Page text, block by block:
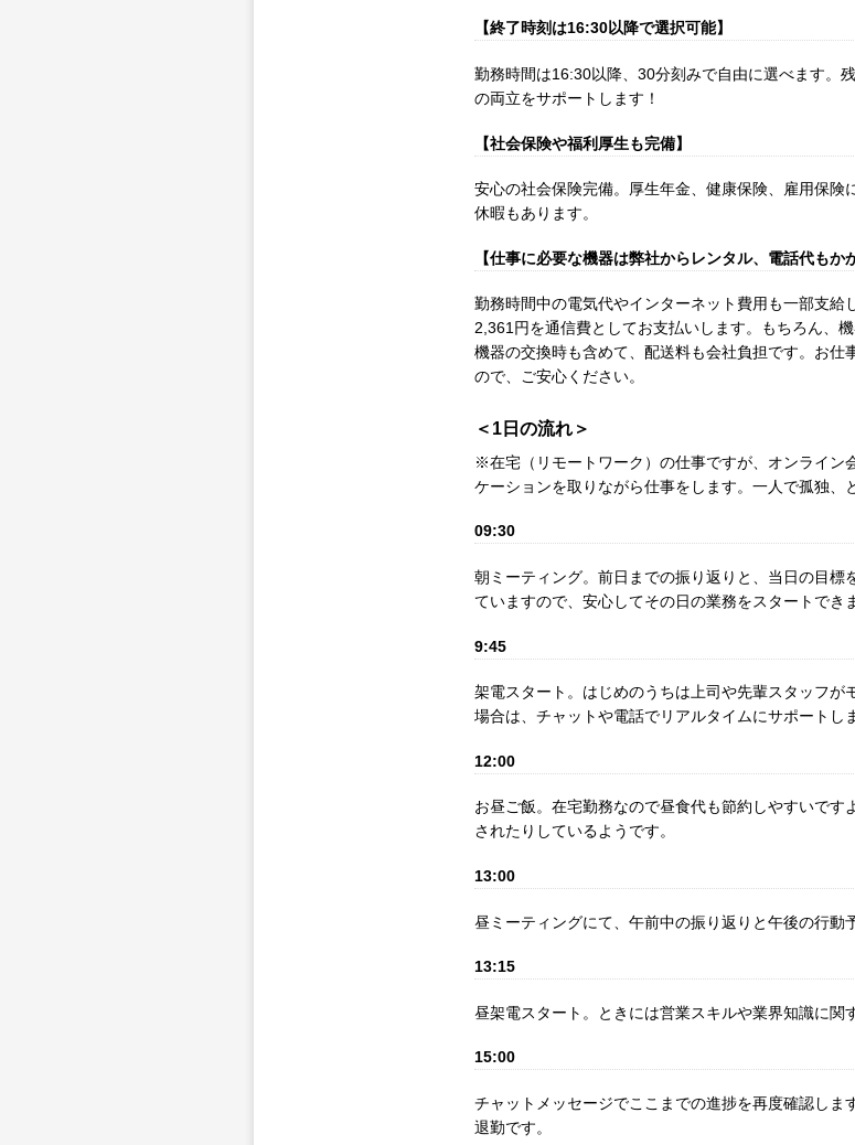
【終了時刻は16:30以降で選択可能】
勤務時間は16:30以降、30分刻みで自由に選べます。
の両立をサポートします！
【社会保険や福利厚生も完備】
安心の社会保険完備。厚生年金、健康保険、雇用保険
休暇もあります。
【仕事に必要な機器は弊社からレンタル、電話代もか
勤務時間中の電気代やインターネット費用も一部支
2,361円を通信費としてお支払いします。もちろん、
機器の交換時も含めて、配送料も会社負担です。お
ので、ご安心ください。
＜1日の流れ＞
※在宅（リモートワーク）の仕事ですが、オンライン
ケーションを取りながら仕事をします。一人で孤独、
09:30
朝ミーティング。前日までの振り返りと、当日の目
ていますので、安心してその日の業務をスタートでき
9:45
架電スタート。はじめのうちは上司や先輩スタッフ
場合は、チャットや電話でリアルタイムにサポートし
12:00
お昼ご飯。在宅勤務なので昼食代も節約しやすいです
されたりしているようです。
13:00
昼ミーティングにて、午前中の振り返りと午後の行動
13:15
昼架電スタート。ときには営業スキルや業界知識に関
15:00
チャットメッセージでここまでの進捗を再度確認し
退勤です。